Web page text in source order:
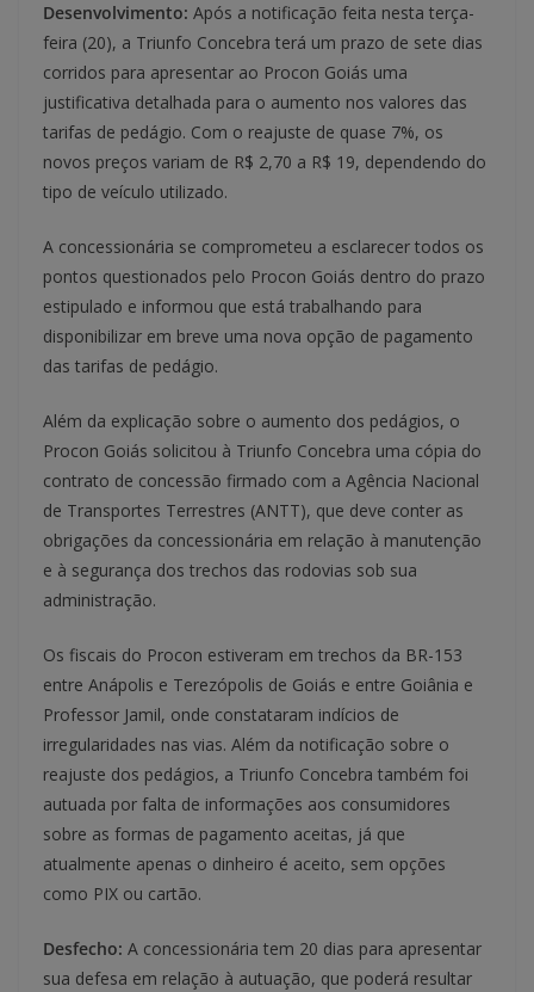
Desenvolvimento: Após a notificação feita nesta terça-
feira (20), a Triunfo Concebra terá um prazo de sete dias
corridos para apresentar ao Procon Goiás uma
justificativa detalhada para o aumento nos valores das
tarifas de pedágio. Com o reajuste de quase 7%, os
novos preços variam de R$ 2,70 a R$ 19, dependendo do
tipo de veículo utilizado.
A concessionária se comprometeu a esclarecer todos os
pontos questionados pelo Procon Goiás dentro do prazo
estipulado e informou que está trabalhando para
disponibilizar em breve uma nova opção de pagamento
das tarifas de pedágio.
Além da explicação sobre o aumento dos pedágios, o
Procon Goiás solicitou à Triunfo Concebra uma cópia do
contrato de concessão firmado com a Agência Nacional
de Transportes Terrestres (ANTT), que deve conter as
obrigações da concessionária em relação à manutenção
e à segurança dos trechos das rodovias sob sua
administração.
Os fiscais do Procon estiveram em trechos da BR-153
entre Anápolis e Terezópolis de Goiás e entre Goiânia e
Professor Jamil, onde constataram indícios de
irregularidades nas vias. Além da notificação sobre o
reajuste dos pedágios, a Triunfo Concebra também foi
autuada por falta de informações aos consumidores
sobre as formas de pagamento aceitas, já que
atualmente apenas o dinheiro é aceito, sem opções
como PIX ou cartão.
Desfecho: A concessionária tem 20 dias para apresentar
sua defesa em relação à autuação, que poderá resultar